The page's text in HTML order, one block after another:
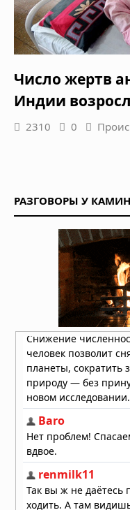
Число жертв
Индии
2310 0
РАЗГОВОРЫ У